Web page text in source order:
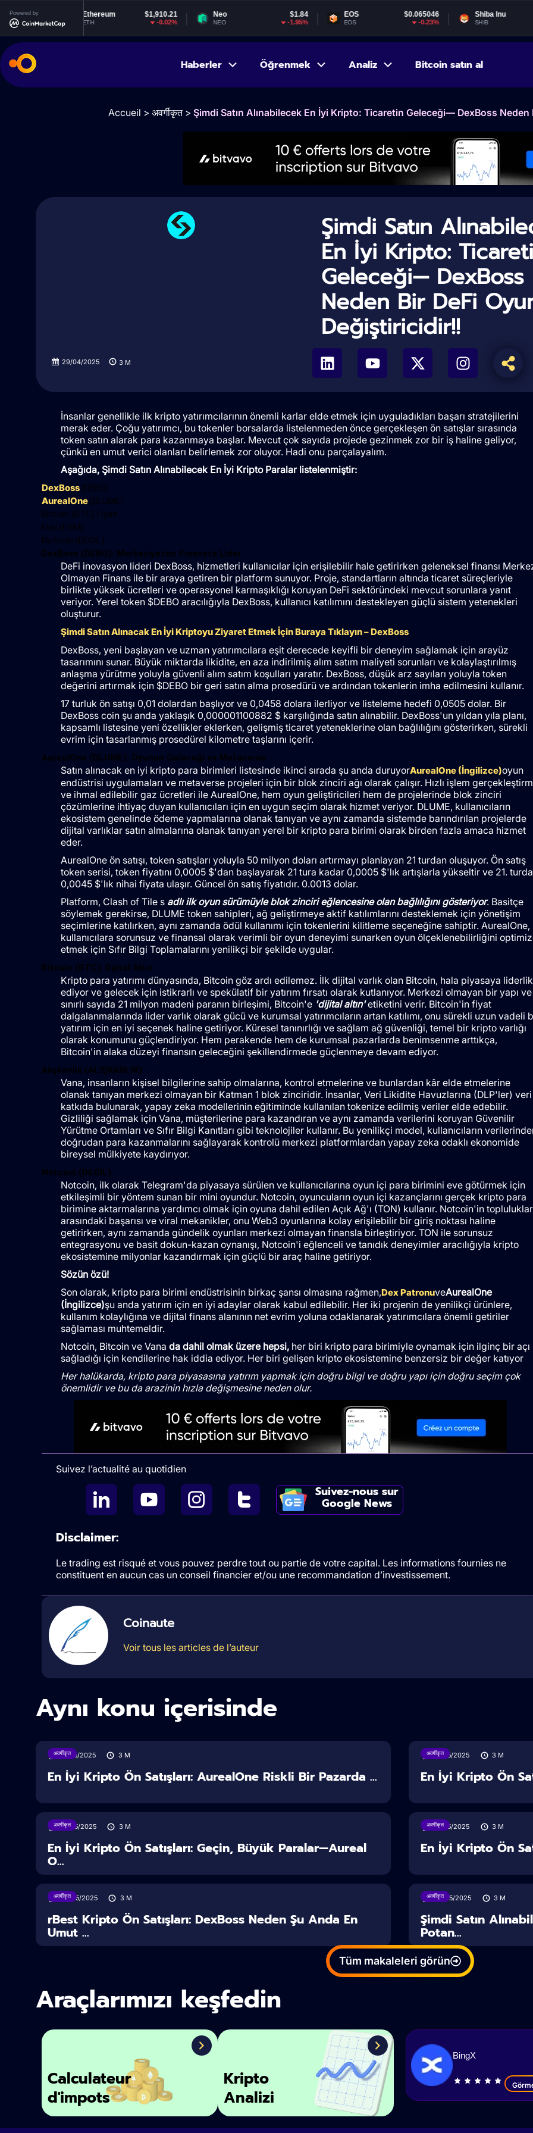
Powered byEthereum $1,910.21
ETH
Neo
NEO
EOS $0.065046
EOS
Shiba Inu $0.000005
SHIB
Haberler Öğrenmek Analiz Bitcoin satın al
Accueil > अवर्गीकृत> Şimdi Satın Alınabilecek En İyi Kripto: Ticaretin Geleceği— DexBoss
Şimdi Satın
En İyi Kripto:
Geleceği— DexBoss
Neden Bir DeFi
Değiştiricidir!!
29/04/2025 3 M
İnsanlar genellikle ilk kripto yatırımcılarının önemli karlar elde etmek için uyguladıkları başarı stratejilerini
merak eder. Çoğu yatırımcı, bu tokenler borsalarda listelenmeden önce gerçekleşen ön satışlar sırasında
token satın alarak para kazanmaya başlar. Mevcut çok sayıda projede gezinmek zor bir iş haline geliyor,
çünkü en umut verici olanları belirlemek zor oluyor. Hadi onu parçalayalım.
Aşağıda, Şimdi Satın Alınabilecek En İyi Kripto Paralar listelenmiştir:
DexBoss (DEBO)
AurealOne (DLUME)
Bitcoin (BTC) Fiyatı
Eski (ESKİ)
Notcoin (DEĞİL)
DexBoss (DEBO): Merkeziyetsiz Finansta Lider
DeFi inovasyon lideri DexBoss, hizmetleri kullanıcılar için erişilebilir hale getirirken geleneksel finansı
Olmayan Finans ile bir araya getiren bir platform sunuyor. Proje, standartların altında ticaret süreçleriyle
birlikte yüksek ücretleri ve operasyonel karmaşıklığı koruyan DeFi sektöründeki mevcut sorunlara yanıt
veriyor. Yerel token $DEBO aracılığıyla DexBoss, kullanıcı katılımını destekleyen güçlü sistem yetenekleri
oluşturur.
Şimdi Satın Alınacak En İyi Kriptoyu Ziyaret Etmek İçin Buraya Tıklayın – DexBoss
DexBoss, yeni başlayan ve uzman yatırımcılara eşit derecede keyifli bir deneyim sağlamak için arayüz
tasarımını sunar. Büyük miktarda likidite, en aza indirilmiş alım satım maliyeti sorunları ve kolaylaştırılmış
anlaşma yürütme yoluyla güvenli alım satım koşulları yaratır. DexBoss, düşük arz sayıları yoluyla token
değerini artırmak için $DEBO bir geri satın alma prosedürü ve ardından tokenlerin imha edilmesini kullanır.
17 turluk ön satışı 0,01 dolardan başlıyor ve 0,0458 dolara ilerliyor ve listeleme hedefi 0,0505 dolar. Bir
DexBoss coin şu anda yaklaşık 0,000001100882 $ karşılığında satın alınabilir. DexBoss'un yıldan yıla planı,
kapsamlı listesine yeni özellikler eklerken, gelişmiş ticaret yeteneklerine olan bağlılığını gösterirken, sürekli
evrim için tasarlanmış prosedürel kilometre taşlarını içerir.
AurealOne (DLUME): Oyunun Geleceği ve Metaverse
Satın alınacak en iyi kripto para birimleri listesinde ikinci sırada şu anda duruyorAurealOne (İngilizce)oyun
endüstrisi uygulamaları ve metaverse projeleri için bir blok zinciri ağı olarak çalışır. Hızlı işlem
ve ihmal edilebilir gaz ücretleri ile AurealOne, hem oyun geliştiricileri hem de projelerinde blok zinciri
çözümlerine ihtiyaç duyan kullanıcıları için en uygun seçim olarak hizmet veriyor. DLUME, kullanıcıların
ekosistem genelinde ödeme yapmalarına olanak tanıyan ve aynı zamanda sistemde barındırılan projelerde
dijital varlıklar satın almalarına olanak tanıyan yerel bir kripto para birimi olarak birden fazla amaca hizmet
eder.
AurealOne ön satışı, token satışları yoluyla 50 milyon doları artırmayı planlayan 21 turdan oluşuyor. Ön satış
token serisi, token fiyatını 0,0005 $'dan başlayarak 21 tura kadar 0,0005 $'lık artışlarla yükseltir ve 21. turda
0,0045 $'lık nihai fiyata ulaşır. Güncel ön satış fiyatıdır. 0.0013 dolar.
Platform, Clash of Tile s adlı ilk oyun sürümüyle blok zinciri eğlencesine olan bağlılığını gösteriyor. Basitçe
söylemek gerekirse, DLUME token sahipleri, ağ geliştirmeye aktif katılımlarını desteklemek için yönetişim
seçimlerine katılırken, aynı zamanda ödül kullanımı için tokenlerini kilitleme seçeneğine sahiptir. AurealOne,
kullanıcılara sorunsuz ve finansal olarak verimli bir oyun deneyimi sunarken oyun ölçeklenebilirliğini
etmek için Sıfır Bilgi Toplamalarını yenilikçi bir şekilde uygular.
Bitcoin (BTC): Dijital Altın
Kripto para yatırımı dünyasında, Bitcoin göz ardı edilemez. İlk dijital varlık olan Bitcoin, hala piyasaya liderlik
ediyor ve gelecek için istikrarlı ve spekülatif bir yatırım fırsatı olarak kutlanıyor. Merkezi olmayan bir yapı ve
sınırlı sayıda 21 milyon madeni paranın birleşimi, Bitcoin'e 'dijital altın'etiketini verir. Bitcoin'in fiyat
dalgalanmalarında lider varlık olarak gücü ve kurumsal yatırımcıların artan katılımı, onu sürekli uzun vadeli
yatırım için en iyi seçenek haline getiriyor. Küresel tanınırlığı ve sağlam ağ güvenliği, temel bir kripto varlığı
olarak konumunu güçlendiriyor. Hem perakende hem de kurumsal pazarlarda benimsenme arttıkça,
Bitcoin'in alaka düzeyi finansın geleceğini şekillendirmede güçlenmeye devam ediyor.
Alışkanlık (ALIŞKANLIK)
Vana, insanların kişisel bilgilerine sahip olmalarına, kontrol etmelerine ve bunlardan kâr elde etmelerine
olanak tanıyan merkezi olmayan bir Katman 1 blok zinciridir. İnsanlar, Veri Likidite Havuzlarına (DLP'ler) veri
katkıda bulunarak, yapay zeka modellerinin eğitiminde kullanılan tokenize edilmiş veriler elde edebilir.
Gizliliği sağlamak için Vana, müşterilerine para kazandıran ve aynı zamanda verilerini koruyan Güvenilir
Yürütme Ortamları ve Sıfır Bilgi Kanıtları gibi teknolojiler kullanır. Bu yenilikçi model, kullanıcıların
doğrudan para kazanmalarını sağlayarak kontrolü merkezi platformlardan yapay zeka odaklı ekonomide
bireysel mülkiyete kaydırıyor.
Notcoin (DEĞİL)
Notcoin, ilk olarak Telegram'da piyasaya sürülen ve kullanıcılarına oyun içi para birimini eve götürmek için
etkileşimli bir yöntem sunan bir mini oyundur. Notcoin, oyuncuların oyun içi kazançlarını gerçek kripto para
birimine aktarmalarına yardımcı olmak için oyuna dahil edilen Açık Ağ'ı (TON) kullanır. Notcoin'in topluluklar
arasındaki başarısı ve viral mekanikler, onu Web3 oyunlarına kolay erişilebilir bir giriş noktası haline
getirirken, aynı zamanda gündelik oyunları merkezi olmayan finansla birleştiriyor. TON ile sorunsuz
entegrasyonu ve basit dokun-kazan oynanışı, Notcoin'i eğlenceli ve tanıdık deneyimler aracılığıyla kripto
ekosistemine milyonlar kazandırmak için güçlü bir araç haline getiriyor.
Sözün özü!
Son olarak, kripto para birimi endüstrisinin birkaç şansı olmasına rağmen,Dex PatronuveAurealOne
(İngilizce)şu anda yatırım için en iyi adaylar olarak kabul edilebilir. Her iki projenin de yenilikçi ürünlere,
kullanım kolaylığına ve dijital finans alanının net evrim yoluna odaklanarak yatırımcılara önemli getiriler
sağlaması muhtemeldir.
Notcoin, Bitcoin ve Vana da dahil olmak üzere hepsi, her biri kripto para birimiyle oynamak için ilginç bir açı
sağladığı için kendilerine hak iddia ediyor. Her biri gelişen kripto ekosistemine benzersiz bir değer katıyor
Her halükarda, kripto para piyasasına yatırım yapmak için doğru bilgi ve doğru yapı için doğru seçim çok
önemlidir ve bu da arazinin hızla değişmesine neden olur.
Suivez l’actualité au quotidien
Suivez-nous sur
Google News
Disclaimer:
Le trading est risqué et vous pouvez perdre tout ou partie de votre capital. Les informations fournies ne
constituent en aucun cas un conseil financier et/ou une recommandation d’investissement.
Coinaute
Voir tous les articles de l’auteur
Aynı konu içerisinde
अवर्गीकृत
15/05/2025 3 M
En İyi Kripto Ön Satışları: AurealOne Riskli Bir Pazarda ...
अवर्गीकृत
13/05/2025 3 M
En İyi Kripto Ön
अवर्गीकृत
12/05/2025 3 M
En İyi Kripto Ön Satışları: Geçin, Büyük Paralar—Aureal
O...
अवर्गीकृत
10/05/2025 3 M
En İyi Kripto Ön
अवर्गीकृत
07/05/2025 3 M
rBest Kripto Ön Satışları: DexBoss Neden Şu Anda En
Umut ...
अवर्गीकृत
06/05/2025 3 M
Şimdi Satın
Potan...
Tüm makaleleri görün
Araçlarımızı keşfedin
Calculateur
d'impots
Kripto
Analizi
BingX